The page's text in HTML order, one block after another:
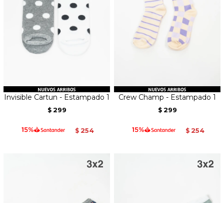
Invisible Cartun - Estampado 1
$ 299
$ 254
Crew Champ - Estampado 1
$ 299
$ 254